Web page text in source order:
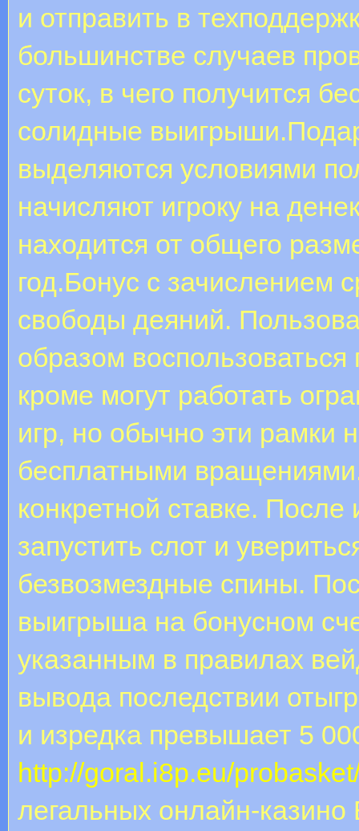
и отправить в
большинстве случаев
суток, в чего получится
солидные
выделяются условиями
начисляют игроку на
находится от общего
год.Бонус с зачислением
свободы деяний.
образом
кроме могут работать
игр, но обычно эти рамки
бесплатными
конкретной ставке. После
запустить слот и
безвозмездные спины.
выигрыша на бонусном
указанным в правилах
вывода последствии
и изредка превышает 5
http://goral.i8p.eu/
легальных онлайн-